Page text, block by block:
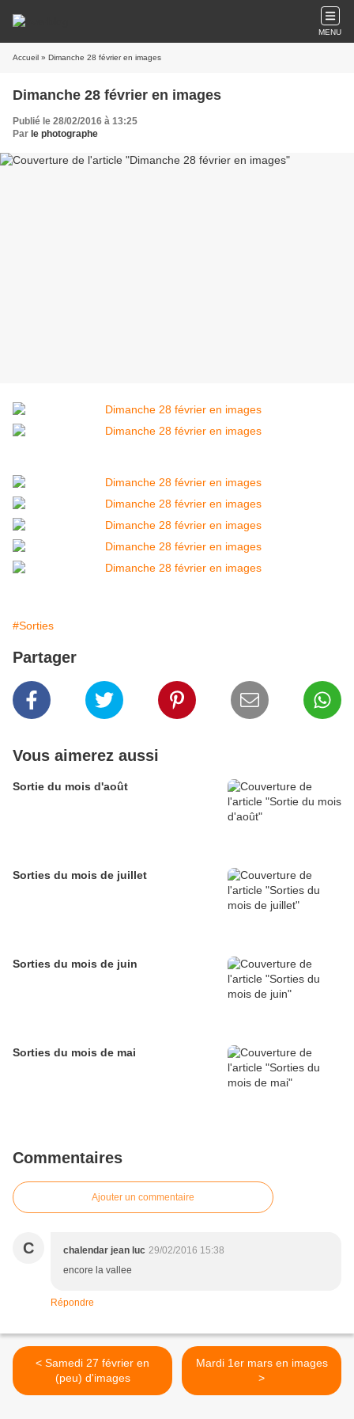
MENU
Accueil » Dimanche 28 février en images
Dimanche 28 février en images
Publié le 28/02/2016 à 13:25
Par le photographe
#Sorties
Partager
Vous aimerez aussi
Sortie du mois d'août
Sorties du mois de juillet
Sorties du mois de juin
Sorties du mois de mai
Commentaires
Ajouter un commentaire
C chalendar jean luc 29/02/2016 15:38
encore la vallee
Répondre
< Samedi 27 février en
(peu) d'images
Mardi 1er mars en images
>